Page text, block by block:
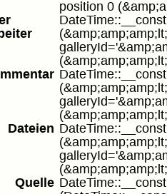
position 0
Dateien
Quelle